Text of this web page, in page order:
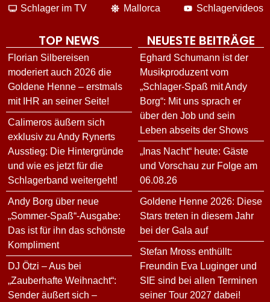
Schlager im TV
Mallorca
Schlagervideos
TOP NEWS
Florian Silbereisen
moderiert auch 2026 die
Goldene Henne – erstmals
mit IHR an seiner Seite!
Calimeros äußern sich
exklusiv zu Andy Rynerts
Ausstieg: Die Hintergründe
und wie es jetzt für die
Schlagerband weitergeht!
Andy Borg über neue
„Sommer-Spaß“-Ausgabe:
Das ist für ihn das schönste
Kompliment
DJ Ötzi – Aus bei
„Zauberhafte Weihnacht“:
Sender äußert sich –
NEUESTE BEITRÄGE
Eghard Schumann ist der
Musikproduzent vom
„Schlager-Spaß mit Andy
Borg“: Mit uns sprach er
über den Job und sein
Leben abseits der Shows
„Inas Nacht“ heute: Gäste
und Vorschau zur Folge am
06.08.26
Goldene Henne 2026: Diese
Stars treten in diesem Jahr
bei der Gala auf
Stefan Mross enthüllt:
Freundin Eva Luginger und
SIE sind bei allen Terminen
seiner Tour 2027 dabei!